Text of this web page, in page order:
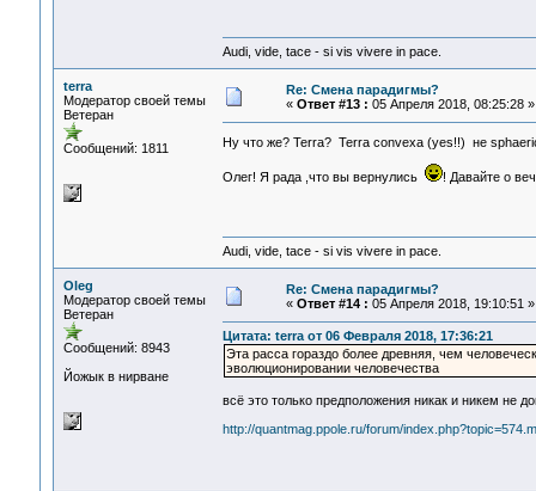
Audi, vide, tace - si vis vivere in pace.
terra
Модератор своей темы
Ветеран
Сообщений: 1811
Re: Смена парадигмы?
« Ответ #13 : 05 Апреля 2018, 08:25:28 »
Ну что же? Terra? Terra convexa (yes!!) не
Олег! Я рада ,что вы вернулись ! Давайте о
Audi, vide, tace - si vis vivere in pace.
Oleg
Модератор своей темы
Ветеран
Сообщений: 8943
Йожык в нирване
Re: Смена парадигмы?
« Ответ #14 : 05 Апреля 2018, 19:10:51 »
Цитата: terra от 06 Февраля 2018, 17:36:21
Эта расса гораздо более древняя, чем
эволюционировании человечества
всё это только предположения никак и никем не
http://quantmag.ppole.ru/forum/